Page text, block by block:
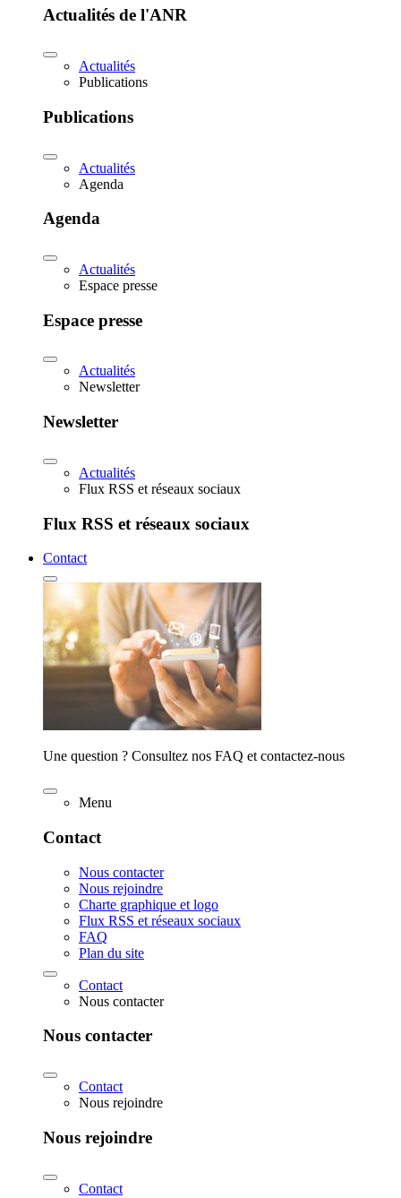
Actualités de l'ANR
Actualités
Publications
Publications
Actualités
Agenda
Agenda
Actualités
Espace presse
Espace presse
Actualités
Newsletter
Newsletter
Actualités
Flux RSS et réseaux sociaux
Flux RSS et réseaux sociaux
Contact
Une question ? Consultez nos FAQ et contactez-nous
Menu
Contact
Nous contacter
Nous rejoindre
Charte graphique et logo
Flux RSS et réseaux sociaux
FAQ
Plan du site
Contact
Nous contacter
Nous contacter
Contact
Nous rejoindre
Nous rejoindre
Contact